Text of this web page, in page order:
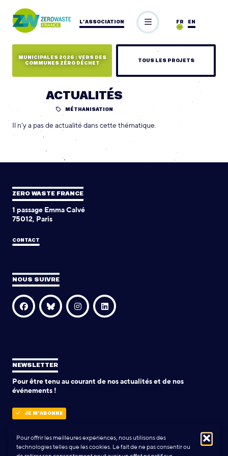
Pour offrir les meilleures expériences, nous utilisons des
technologies telles que les cookies. Le fait de ne pas consentir ou
L’ASSOCIATION EN
FR
MUNICIPALES 2026 : VERS DES
COMMUNES ZÉRO DÉCHET
TOUS LES PROJETS
ACTUALITÉS
MÉTHANISATION
Il n'y a pas de actualité dans cette thématique.
ZERO WASTE FRANCE
1 passage Emma Calvé
75012, Paris
CONTACT
NOUS SUIVRE
NEWSLETTER
Pour être tenu au courant de nos actualités et de nos
événements !
JE M'ABONNE
POLITIQUE DE CONFIDENTIALITÉ